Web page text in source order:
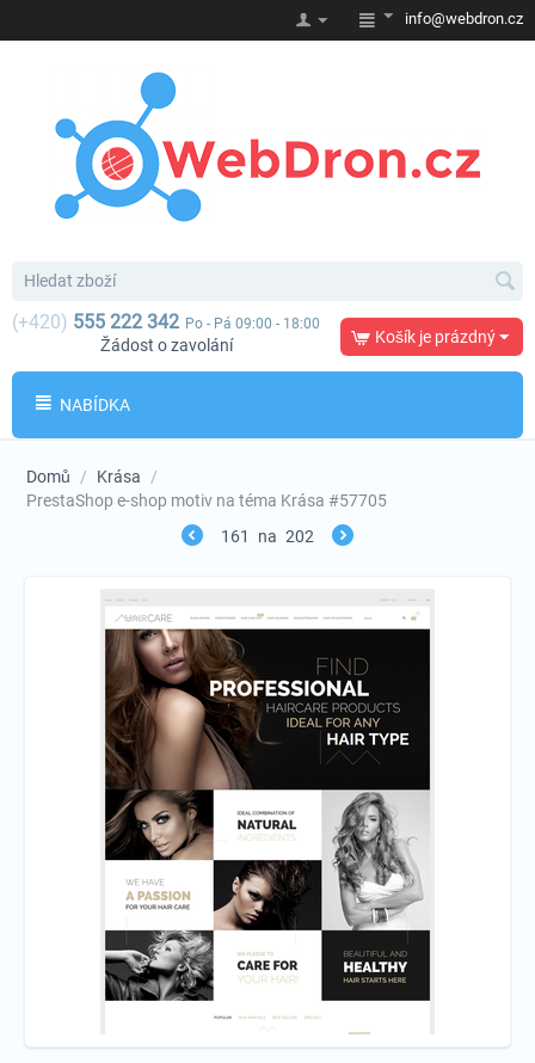
info@webdron.cz
(+420) 555 222 342 Po - Pá 09:00 - 18:00
Žádost o zavolání Košík je prázdný
NABÍDKA
Domů / Krása
/
PrestaShop e-shop motiv na téma Krása #57705
161
na 202